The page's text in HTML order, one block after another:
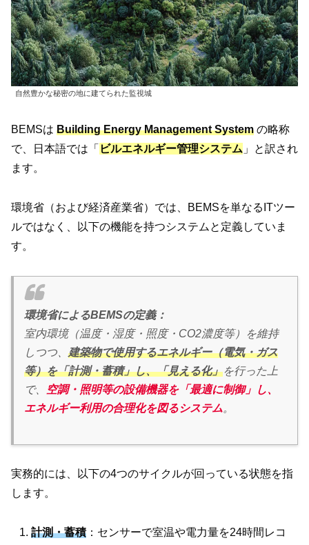
自然豊かな秘密の地に建てられた監視城
BEMSは Building Energy Management System の略称
で、日本語では「 ビルエネルギー管理システム 」と訳され
ます。
環境省（および経済産業省）では、BEMSを単なるITツー
ルではなく、以下の機能を持つシステムと定義していま
す。
環境省によるBEMSの定義：
室内環境（温度・湿度・照度・CO2濃度等）を維持
しつつ、 建築物で使用するエネルギー（電気・ガス
等）を「計測・蓄積」し、「見える化」を行った上
で、
空調・照明等の設備機器を「最適に制御」し、
エネルギー利用の合理化を図るシステム。
実務的には、以下の4つのサイクルが回っている状態を指
します。
計測・蓄積：センサーで室温や電力量を24時間レコ